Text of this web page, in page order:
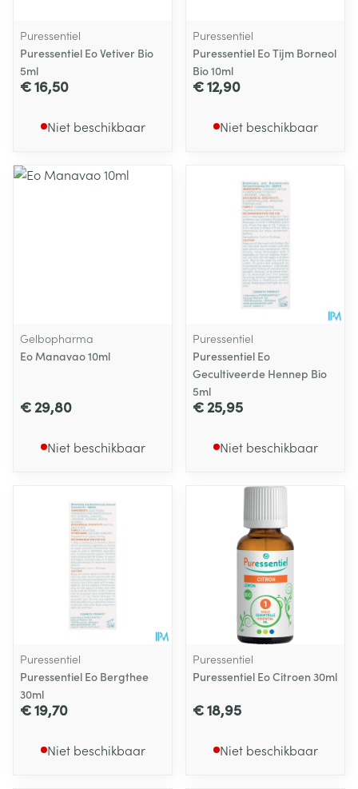
Puressentiel
Puressentiel Eo Vetiver Bio
5ml
€ 16,50
Niet beschikbaar
Puressentiel
Puressentiel Eo Tijm Borneol
Bio 10ml
€ 12,90
Niet beschikbaar
Gelbopharma
Eo Manavao 10ml
€ 29,80
Niet beschikbaar
Puressentiel
Puressentiel Eo
Gecultiveerde Hennep Bio
5ml
€ 25,95
Niet beschikbaar
Puressentiel
Puressentiel Eo Bergthee
30ml
€ 19,70
Niet beschikbaar
Puressentiel
Puressentiel Eo Citroen 30ml
€ 18,95
Niet beschikbaar